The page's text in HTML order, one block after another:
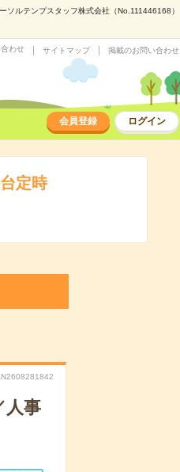
ルテンプスタッフ株式会社（No.111446168）
わせ サイトマップ 掲載のお問い合わせ
会員登録 ログイン
定時
人事